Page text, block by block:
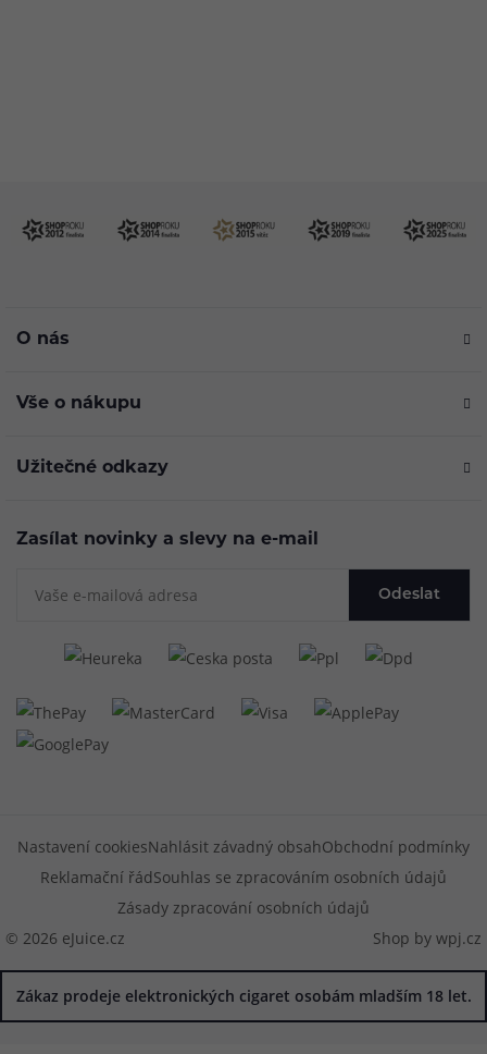
O nás
Vše o nákupu
Užitečné odkazy
Zasílat novinky a slevy na e-mail
Odeslat
© 2026 eJuice.cz
Nastavení cookiesNahlásit závadný obsahObchodní podmínky
Reklamační řádSouhlas se zpracováním osobních údajů
Zásady zpracování osobních údajů
Shop by wpj.cz
Zákaz prodeje elektronických cigaret osobám mladším 18 let.